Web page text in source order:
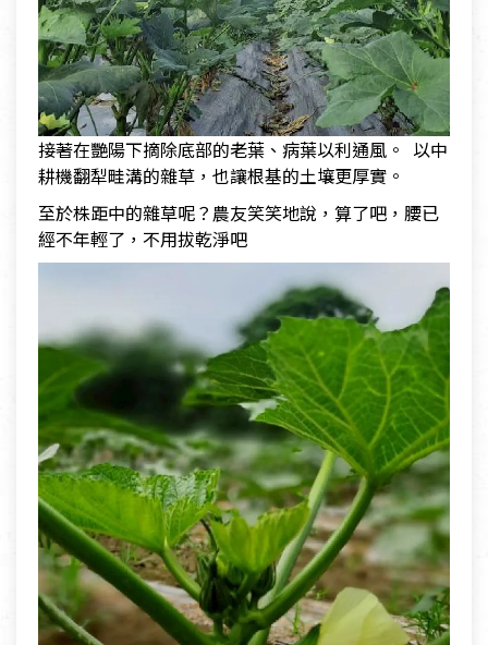
接著在艷陽下摘除底部的老葉、病葉以利通風。 以中
耕機翻犁畦溝的雜草，也讓根基的土壤更厚實。
至於株距中的雜草呢？農友笑笑地說，算了吧，腰已
經不年輕了，不用拔乾淨吧